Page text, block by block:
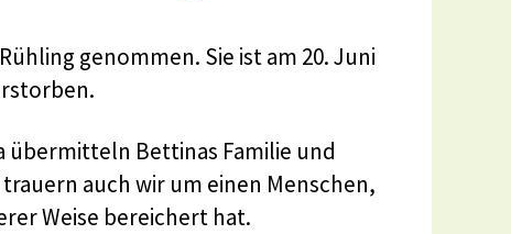
genommen. Sie ist am 20. Juni
Bettinas Familie und
auch wir um einen Menschen,
Weise bereichert hat.